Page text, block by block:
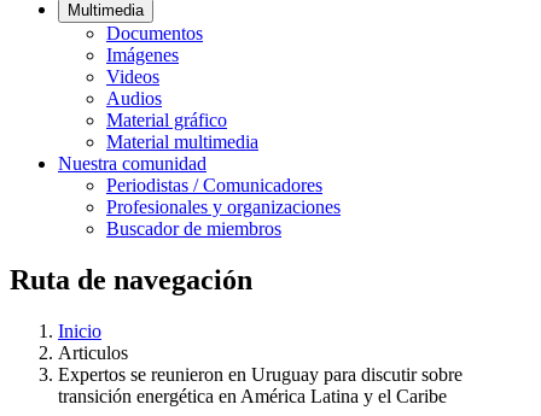
Multimedia
Documentos
Imágenes
Videos
Audios
Material gráfico
Material multimedia
Nuestra comunidad
Periodistas / Comunicadores
Profesionales y organizaciones
Buscador de miembros
Ruta de navegación
Inicio
Articulos
Expertos se reunieron en Uruguay para discutir sobre
transición energética en América Latina y el Caribe